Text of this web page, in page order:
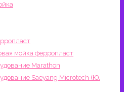
мойка ферропласт
Marathon
Saeyang Microtech (Ю.